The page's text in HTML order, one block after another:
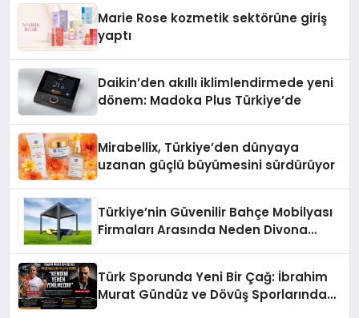
Marie Rose kozmetik sektörüne giriş
yaptı
Daikin’den akıllı iklimlendirmede yeni
dönem: Madoka Plus Türkiye’de
Mirabellix, Türkiye’den dünyaya
uzanan güçlü büyümesini sürdürüyor
Türkiye’nin Güvenilir Bahçe Mobilyası
Firmaları Arasında Neden Divona
Türk Sporunda Yeni Bir Çağ: İbrahim
Murat Gündüz ve Dövüş Sporlarında